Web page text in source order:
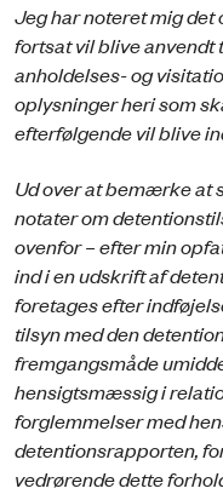
Jeg har noteret mig
fortsat vil blive anvendt
anholdelses- og
oplysninger heri som
efterfølgende vil blive
Ud over at bemærke at
notater om
ovenfor – efter min
ind i en udskrift af
foretages efter
tilsyn med den
fremgangsmåde
hensigtsmæssig i
forglemmelser med
detentionsrapporten,
vedrørende dette